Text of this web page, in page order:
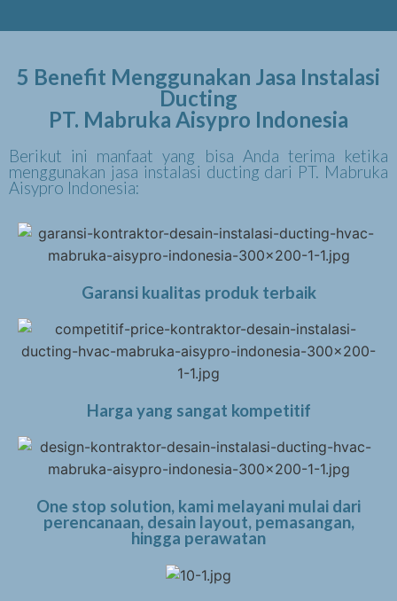
5 Benefit Menggunakan Jasa Instalasi
Ducting
PT. Mabruka Aisypro Indonesia
Berikut ini manfaat yang bisa Anda terima ketika
menggunakan jasa instalasi ducting dari PT. Mabruka
Aisypro Indonesia:
Garansi kualitas produk terbaik
Harga yang sangat kompetitif
One stop solution, kami melayani mulai dari
perencanaan, desain layout, pemasangan,
hingga perawatan